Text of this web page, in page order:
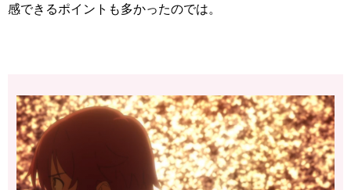
感できるポイントも多かったのでは。